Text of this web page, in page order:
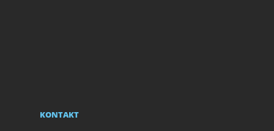
KONTAKT